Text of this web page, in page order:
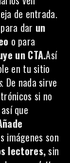
de entrada.
dar un
o para
un CTA.Así
en tu sitio
. De nada sirve
si no
así que
imágenes son
lectores,sin